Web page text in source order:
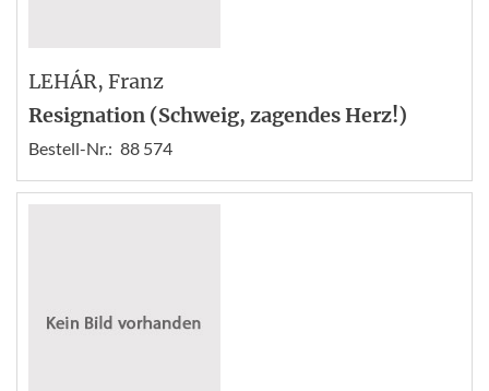
LEHÁR, Franz
Resignation (Schweig, zagendes Herz!)
Bestell-Nr.: 88 574